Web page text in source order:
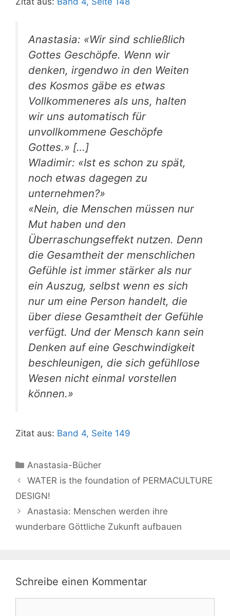
Anastasia: «Wir sind schließlich
Gottes Geschöpfe. Wenn wir
denken, irgendwo in den Weiten
des Kosmos gäbe es etwas
Vollkommeneres als uns, halten
wir uns automatisch für
unvollkommene Geschöpfe
Gottes.» […]
Wladimir: «Ist es schon zu spät,
noch etwas dagegen zu
unternehmen?»
«Nein, die Menschen müssen nur
Mut haben und den
Überraschungseffekt nutzen. Denn
die Gesamtheit der menschlichen
Gefühle ist immer stärker als nur
ein Auszug, selbst wenn es sich
nur um eine Person handelt, die
über diese Gesamtheit der Gefühle
verfügt. Und der Mensch kann sein
Denken auf eine Geschwindigkeit
beschleunigen, die sich gefühllose
Wesen nicht einmal vorstellen
können.»
Zitat aus: Band 4, Seite 149
Kategorien
Anastasia-Bücher
WATER is the foundation of PERMACULTURE
DESIGN!
Anastasia: Menschen werden ihre
wunderbare Göttliche Zukunft aufbauen
Schreibe einen Kommentar